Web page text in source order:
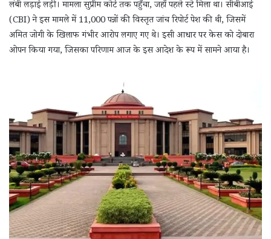
लंबी लड़ाई लड़ी। मामला सुप्रीम कोर्ट तक पहुँचा, जहाँ पहले स्टे मिला था। सीबीआई
(CBI) ने इस मामले में 11,000 पन्नों की विस्तृत जांच रिपोर्ट पेश की थी, जिसमें
अमित जोगी के खिलाफ गंभीर आरोप लगाए गए थे। इसी आधार पर केस को दोबारा
ओपन किया गया, जिसका परिणाम आज के इस आदेश के रूप में सामने आया है।